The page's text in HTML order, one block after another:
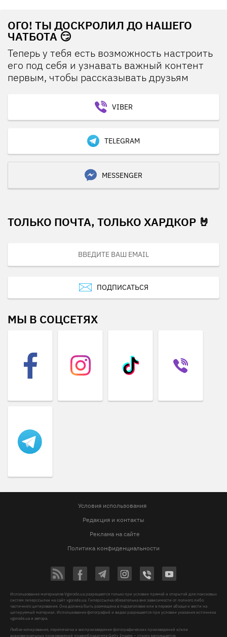
ОГО! ТЫ ДОСКРОЛИЛ ДО НАШЕГО
ЧАТБОТА 😏
Теперь у тебя есть возможность настроить
его под себя и узнавать важный контент
первым, чтобы рассказывать друзьям
VIBER
TELEGRAM
MESSENGER
ТОЛЬКО ПОЧТА, ТОЛЬКО ХАРДКОР 🤘
ПОДПИСАТЬСЯ
МЫ В СОЦСЕТЯХ
Условия использования
Редакция и контакты
Реклама на сайте
Политика конфиденциальности
Использование материалов Vgorode.ua разрешается только при условии прямой и открытой для поисковых
систем гиперссылки на сайт vgorode.ua. Гиперссылка обязательна вне зависимости от полного либо
частичного цитирования. Она должна быть размещена в подзаголовке или в первом абзаце и вести на
цитируемый материал. Использование фотографий и видео разрешается при условии указания источника
vgorode.ua и автора.
Любое копирование, перепечатка и воспроизведение фотографических произведений и/или
аудиовизуальных произведений правообладателя Getty Images – строго запрещается.